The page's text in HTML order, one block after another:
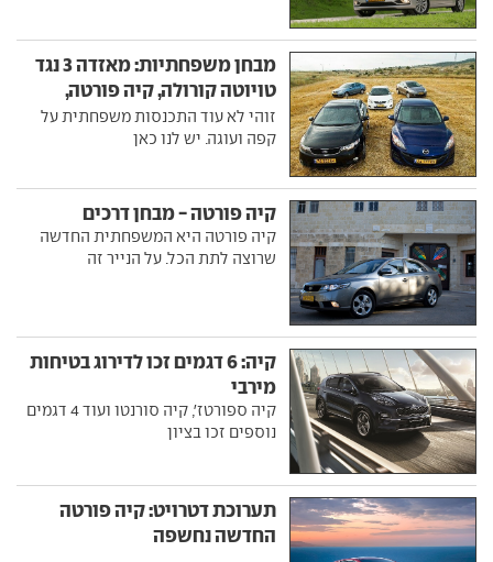
מבחן משפחתיות: מאזדה 3 נגד
טויוטה קורולה, קיה פורטה,
סקודה אוקטביה ורנו פלואנס
זוהי לא עוד התכנסות משפחתית על
קפה ועוגה. יש לנו כאן
קיה פורטה - מבחן דרכים
קיה פורטה היא המשפחתית החדשה
שרוצה לתת הכל. על הנייר זה
קיה: 6 דגמים זכו לדירוג בטיחות
מירבי
קיה ספורטז', קיה סורנטו ועוד 4 דגמים
נוספים זכו בציון
תערוכת דטרויט: קיה פורטה
החדשה נחשפה